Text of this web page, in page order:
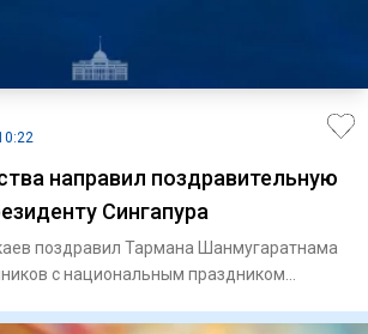
направил поздравительную
Сингапура
поздравил Тармана Шанмугаратнама
с национальным праздником